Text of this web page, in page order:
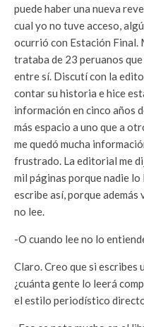
puede haber una nueva
cual yo no tuve acceso,
ocurrió con Estación Final.
trataba de 23 peruanos
entre sí. Discutí con la
contar su historia e hice
información en cinco años
más espacio a uno que a
me quedó mucha
frustrado. La editorial me
mil páginas porque nadie
escribe así, porque
no lee.
-O cuando lee no lo
Claro. Creo que si escribes
¿cuánta gente lo leerá
el estilo periodístico